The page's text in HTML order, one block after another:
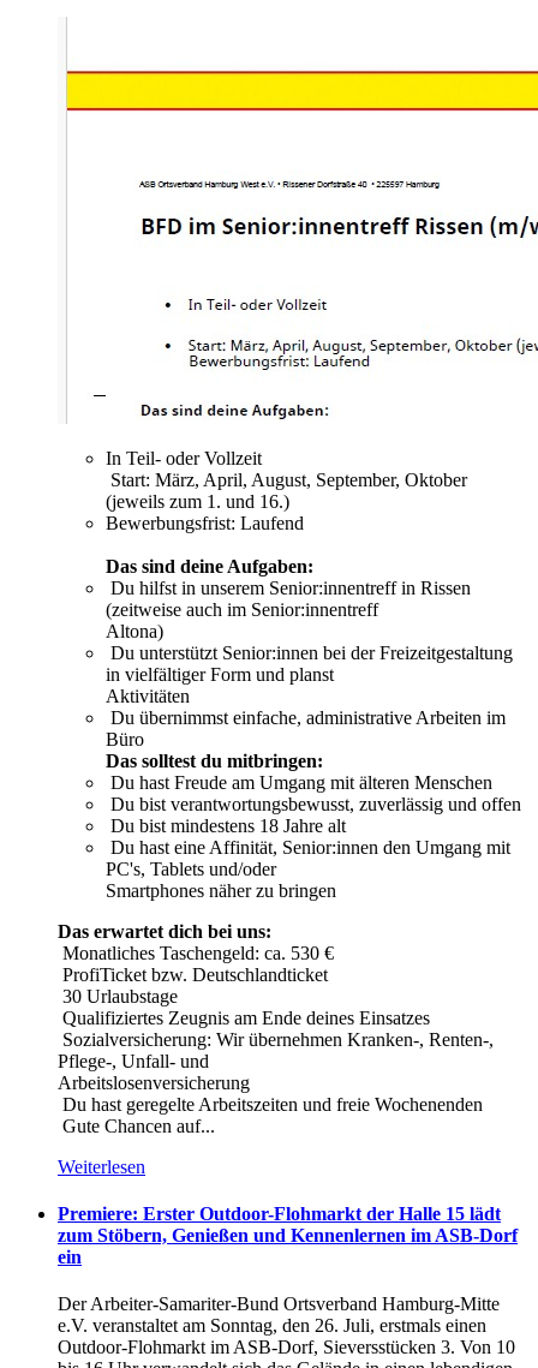
In Teil- oder Vollzeit
Start: März, April, August, September, Oktober
(jeweils zum 1. und 16.)
Bewerbungsfrist: Laufend
Das sind deine Aufgaben:
Du hilfst in unserem Senior:innentreff in Rissen
(zeitweise auch im Senior:innentreff
Altona)
Du unterstützt Senior:innen bei der Freizeitgestaltung
in vielfältiger Form und planst
Aktivitäten
Du übernimmst einfache, administrative Arbeiten im
Büro
Das solltest du mitbringen:
Du hast Freude am Umgang mit älteren Menschen
Du bist verantwortungsbewusst, zuverlässig und offen
Du bist mindestens 18 Jahre alt
Du hast eine Affinität, Senior:innen den Umgang mit
PC's, Tablets und/oder
Smartphones näher zu bringen
Das erwartet dich bei uns:
Monatliches Taschengeld: ca. 530 €
ProfiTicket bzw. Deutschlandticket
30 Urlaubstage
Qualifiziertes Zeugnis am Ende deines Einsatzes
Sozialversicherung: Wir übernehmen Kranken-, Renten-,
Pflege-, Unfall- und
Arbeitslosenversicherung
Du hast geregelte Arbeitszeiten und freie Wochenenden
Gute Chancen auf...
Weiterlesen
Premiere: Erster Outdoor-Flohmarkt der Halle 15 lädt
zum Stöbern, Genießen und Kennenlernen im ASB-Dorf
ein
Der Arbeiter-Samariter-Bund Ortsverband Hamburg-Mitte
e.V. veranstaltet am Sonntag, den 26. Juli, erstmals einen
Outdoor-Flohmarkt im ASB-Dorf, Sieversstücken 3. Von 10